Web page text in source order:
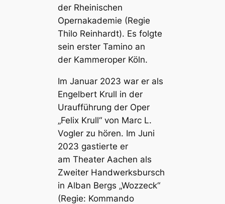
der Rheinischen
Opernakademie (Regie
Thilo Reinhardt). Es folgte
sein erster Tamino an
der Kammeroper Köln.
Im Januar 2023 war er als
Engelbert Krull in der
Uraufführung der Oper
„Felix Krull“ von Marc L.
Vogler zu hören. Im Juni
2023 gastierte er
amTheater Aachen als
Zweiter Handwerksbursch
in Alban Bergs „Wozzeck“
(Regie: Kommando